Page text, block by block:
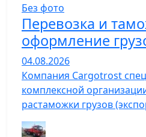
Без фото
Перевозка и
оформление
04.08.2026
Компания Cargotrost
комплексной
растаможки грузов